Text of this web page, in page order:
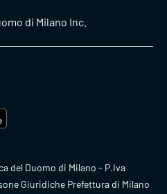
di Milano Inc.
del Duomo di Milano - P.Iva
Giuridiche Prefettura di Milano